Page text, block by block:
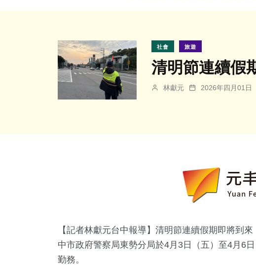
社會 旅遊
清明節連續假
林獻元 2026年四月01日
【記者林獻元台中報導】清明節連續假期即將到
中市政府警察局東勢分局於4月3日（五）至4月6
勤務。